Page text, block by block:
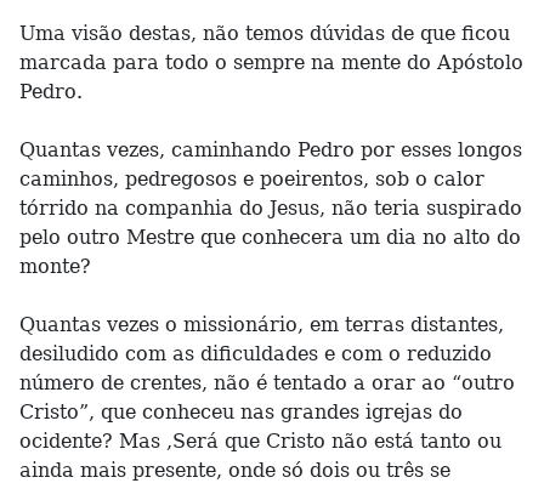
Uma visão destas, não temos dúvidas de que ficou
marcada para todo o sempre na mente do Apóstolo
Pedro.
Quantas vezes, caminhando Pedro por esses longos
caminhos, pedregosos e poeirentos, sob o calor
tórrido na companhia do Jesus, não teria suspirado
pelo outro Mestre que conhecera um dia no alto do
monte?
Quantas vezes o missionário, em terras distantes,
desiludido com as dificuldades e com o reduzido
número de crentes, não é tentado a orar ao “outro
Cristo”, que conheceu nas grandes igrejas do
ocidente? Mas ,Será que Cristo não está tanto ou
ainda mais presente, onde só dois ou três se